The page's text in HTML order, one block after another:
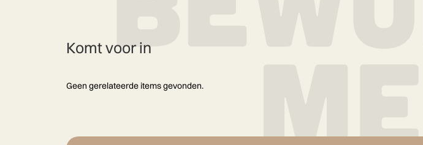
Komt voor in
Geen gerelateerde items gevonden.